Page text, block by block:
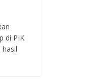
di PIK
hasil